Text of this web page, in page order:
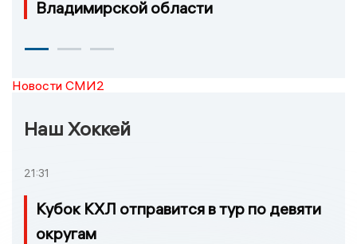
Владимирской области
Новости СМИ2
Наш Хоккей
21:31
Кубок КХЛ отправится в тур по девяти
округам